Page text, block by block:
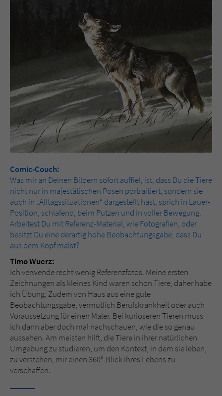
Comic-Couch:
Was mir an Deinen Bildern sofort auffiel, ist, dass Du die Tiere
nicht nur in majestätischen Posen portraitiert, sondern sie
auch in „Alltagssituationen“ dargestellt hast, sprich in Lauer-
Position, schlafend, beim Putzen und in voller Bewegung.
Arbeitest Du mit Referenz-Material, wie Fotografien, oder
besitzt Du eine derartig hohe Beobachtungsgabe, dass Du
aus dem Kopf malst?
Timo Wuerz:
Ich verwende recht wenig Referenzfotos. Meine ersten
Zeichnungen als kleines Kind waren schon Tiere, daher habe
ich Übung. Zudem von Haus aus eine gute
Beobachtungsgabe, vermutlich Berufskrankheit oder auch
Voraussetzung für einen Maler. Bei kurioseren Tieren muss
ich dann aber doch mal nachschauen, wie die so genau
aussehen. Am meisten hilft, die Tiere in ihrer natürlichen
Umgebung zu studieren, um den Kontext, in dem sie leben,
zu verstehen, mir einen 360°-Blick ihres Lebens zu
verschaffen.